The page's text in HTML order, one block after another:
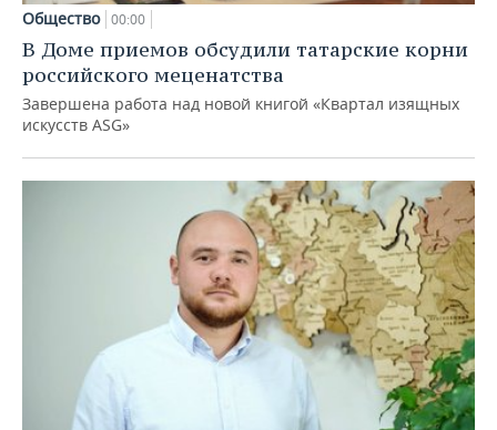
Общество 00:00
В Доме приемов обсудили татарские корни
российского меценатства
Завершена работа над новой книгой «Квартал изящных
искусств ASG»